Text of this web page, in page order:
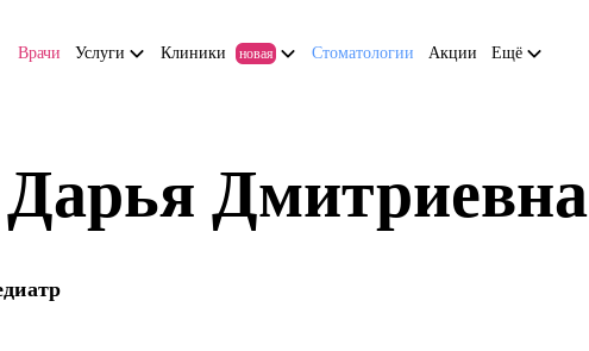
Врачи Услуги Клиники новая Стоматологии Акции Ещё
Дмитриевна